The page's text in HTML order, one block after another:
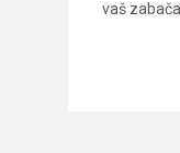
vaš